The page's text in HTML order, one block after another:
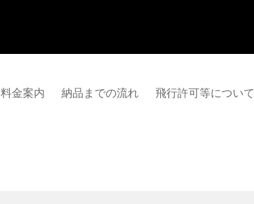
料金案内 納品までの流れ 飛行許可等について